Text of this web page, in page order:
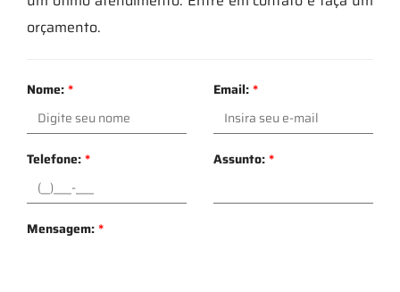
orçamento.
Nome:* Email:*
Telefone:* Assunto:*
Mensagem:*